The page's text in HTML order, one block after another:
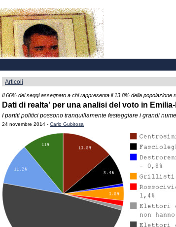
Articoli
Il 66% dei seggi assegnato a chi rappresenta il 13.8% della popolazione
Dati di realta' per una analisi del voto in
I partiti politici possono tranquillamente festeggiare i grandi
24 novembre 2014 -Carlo Gubitosa